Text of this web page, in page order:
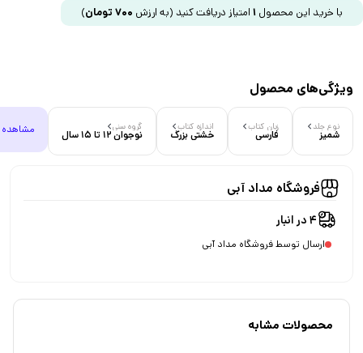
با خرید این محصول 1 امتیاز دریافت کنید (به ارزش 700 تومان)
ویژگی‌های محصول
نوع جلد
شمیز
زبان کتاب
فارسی
اندازه کتاب
خشتی بزرگ
گروه سنی
نوجوان 12 تا 15 سال
فروشگاه مداد آبی
4 در انبار
ارسال توسط فروشگاه مداد آبی
محصولات مشابه